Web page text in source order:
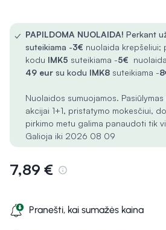
✓ PAPILDOMA NUOLAIDA! Perkant
suteikiama -3€ nuolaida krepšeliui;
kodu IMK5 suteikiama -5€
49 eur su kodu IMK8 suteikiama -
Nuolaidos sumuojamos.
akcijai 1+1, pristatymo mokesčiui,
pirkimo metu galima panaudoti tik
Galioja iki 2026 08 09
7,89 €
Pranešti, kai sumažės kaina